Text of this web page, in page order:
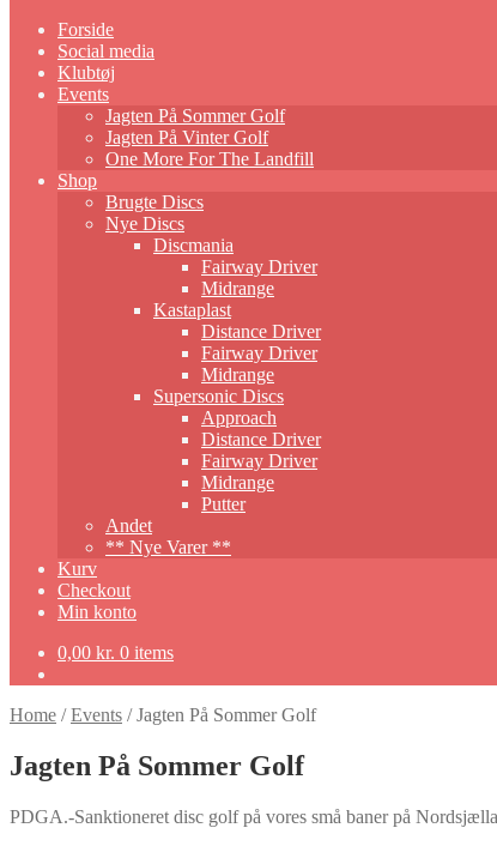
Forside
Social media
Klubtøj
Events
Jagten På Sommer Golf
Jagten På Vinter Golf
One More For The Landfill
Shop
Brugte Discs
Nye Discs
Discmania
Fairway Driver
Midrange
Kastaplast
Distance Driver
Fairway Driver
Midrange
Supersonic Discs
Approach
Distance Driver
Fairway Driver
Midrange
Putter
Andet
** Nye Varer **
Kurv
Checkout
Min konto
0,00 kr. 0 items
Home /Events /Jagten På Sommer Golf
Jagten På Sommer Golf
PDGA.-Sanktioneret disc golf på vores små baner på